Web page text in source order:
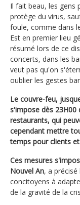
Il fait beau, les gens
protège du virus,
foule, comme dans
Est en premier lieu
résumé lors de ce
concerts, dans les
veut pas qu'on
oublier les gestes
Le couvre-feu,
s'impose dès 23H00
restaurants, qui
cependant mettre
temps pour clients
Ces mesures
Nouvel An, a
concitoyens à
de la gravité de la